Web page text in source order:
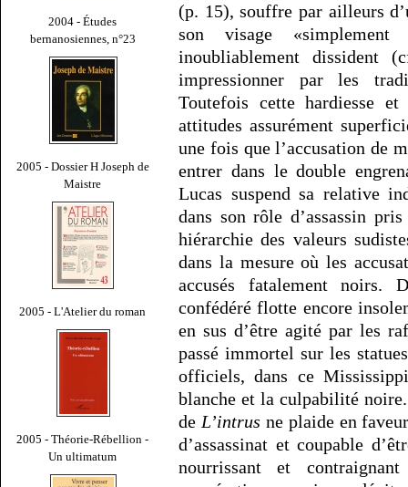
2004 - Études
bernanosiennes, n°23
2005 - Dossier H Joseph de
Maistre
2005 - L'Atelier du roman
2005 - Théorie-Rébellion -
Un ultimatum
(p. 15), souffre par ailleurs
son visage
inoubliablement dissident
impressionner par les
Toutefois cette hardiesse
attitudes assurément
une fois que l’accusation de
entrer dans le double
Lucas suspend sa relative
dans son rôle d’assassin
hiérarchie des valeurs
dans la mesure où les
accusés fatalement noirs.
confédéré flotte encore
en sus d’être agité par les
passé immortel sur les
officiels, dans ce
blanche et la culpabilité
de L’intrus ne plaide en
d’assassinat et coupable
nourrissant et